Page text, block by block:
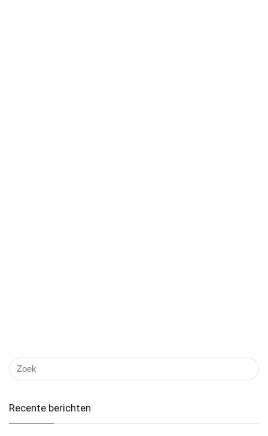
Recente berichten